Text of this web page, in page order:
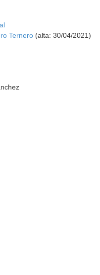
Ternero (alta: 30/04/2021)